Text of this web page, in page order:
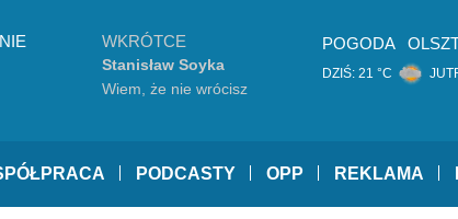
WKRÓTCE
Stanisław Soyka
Wiem, że nie wrócisz
POGODA
DZIŚ: 21 °C
PODCASTY OPP REKLAMA